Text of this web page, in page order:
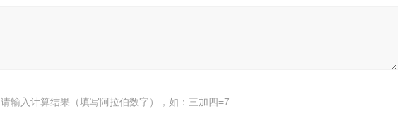
请输入计算结果（填写阿拉伯数字），如：三加四=7